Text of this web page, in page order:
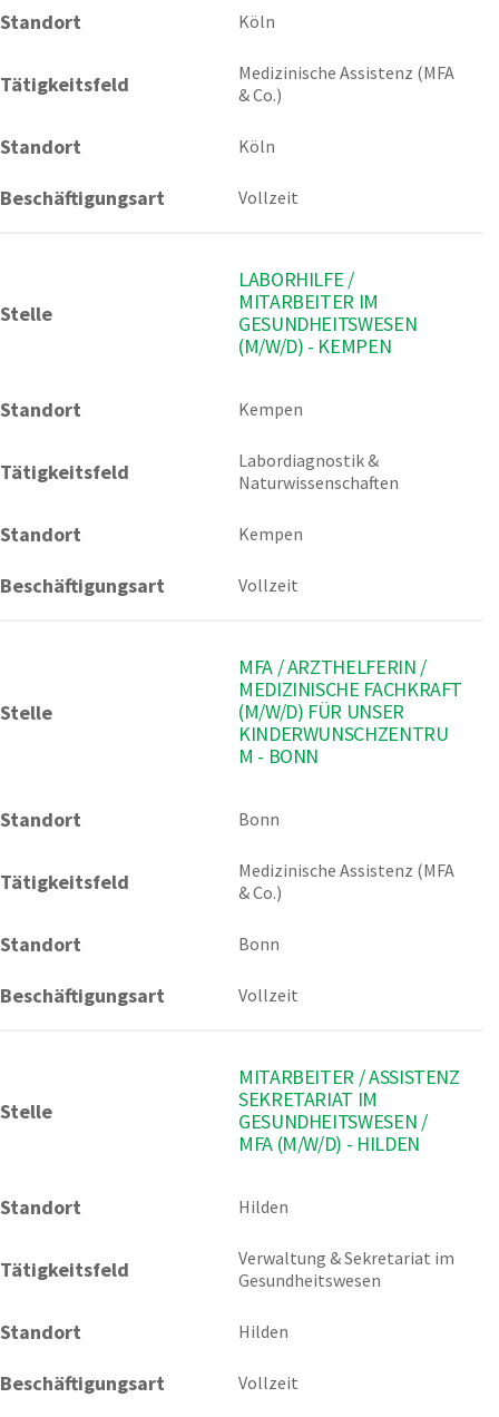
Standort Köln
Tätigkeitsfeld
Medizinische Assistenz (MFA
& Co.)
Standort Köln
Beschäftigungsart Vollzeit
Stelle
LABORHILFE /
MITARBEITER IM
GESUNDHEITSWESEN
(M/W/D) - KEMPEN
Standort Kempen
Tätigkeitsfeld
Labordiagnostik &
Naturwissenschaften
Standort Kempen
Beschäftigungsart Vollzeit
Stelle
MFA / ARZTHELFERIN /
MEDIZINISCHE FACHKRAFT
(M/W/D) FÜR UNSER
KINDERWUNSCHZENTRU
M - BONN
Standort Bonn
Tätigkeitsfeld
Medizinische Assistenz (MFA
& Co.)
Standort Bonn
Beschäftigungsart Vollzeit
Stelle
MITARBEITER / ASSISTENZ
SEKRETARIAT IM
GESUNDHEITSWESEN /
MFA (M/W/D) - HILDEN
Standort Hilden
Tätigkeitsfeld
Verwaltung & Sekretariat im
Gesundheitswesen
Standort Hilden
Beschäftigungsart Vollzeit